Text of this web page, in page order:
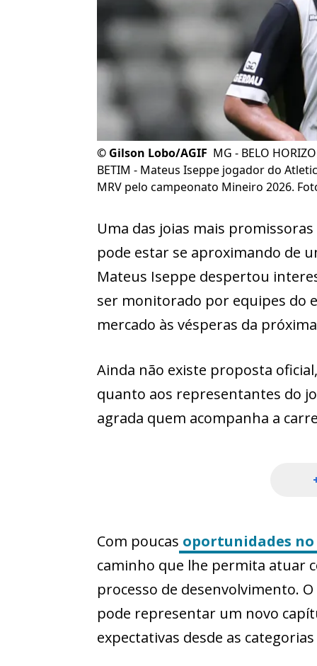
© Gilson Lobo/AGIF MG - BELO
BETIM - Mateus Iseppe jogador do
MRV pelo campeonato Mineiro 2026.
Uma das joias mais
pode estar se aproximando de
Mateus Iseppe despertou
ser monitorado por equipes do
mercado às vésperas da
Ainda não existe proposta
quanto aos representantes do
agrada quem acompanha a
Com poucas oportunidades
caminho que lhe permita atuar
processo de desenvolvimento.
pode representar um novo
expectativas desde as